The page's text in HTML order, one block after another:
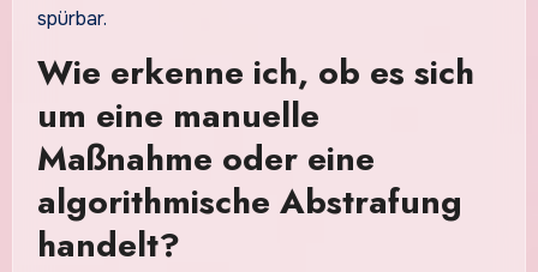
spürbar.
Wie erkenne ich, ob es sich
um eine manuelle
Maßnahme oder eine
algorithmische Abstrafung
handelt?